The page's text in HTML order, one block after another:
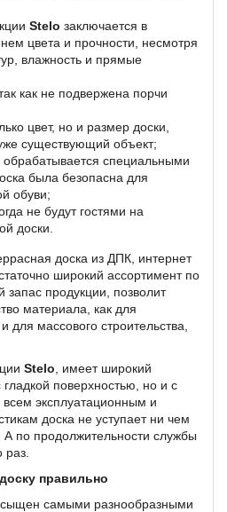
Stelo заключается в
цвета и прочности, несмотря
влажность и прямые
как не подвержена порчи
цвет, но и размер доски,
существующий объект;
обрабатывается специальными
была безопасна для
обуви;
не будут гостями на
доски.
доска из ДПК, интернет
широкий ассортимент по
продукции, позволит
материала, как для
для массового строительства,
Stelo , имеет широкий
поверхностью, но и с
эксплуатационным и
доска не уступает ни чем
А по продолжительности службы
раз.
правильно
самыми разнообразными